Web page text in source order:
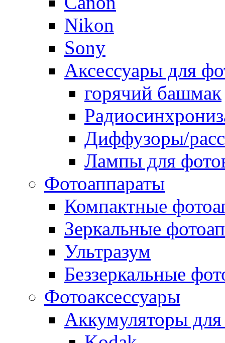
Nikon
Sony
Аксессуары для
горячий башмак
Диффузоры/
Лампы для
Фотоаппараты
Компактные
Зеркальные
Ультразум
Беззеркальные
Фотоаксессуары
Аккумуляторы для